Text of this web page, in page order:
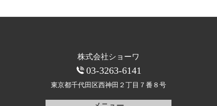
株式会社ショーワ
03-3263-6141
東京都千代田区西神田 ２丁目７番８号